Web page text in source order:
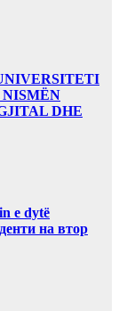
NISMËN
DHE
e dytë
на втор